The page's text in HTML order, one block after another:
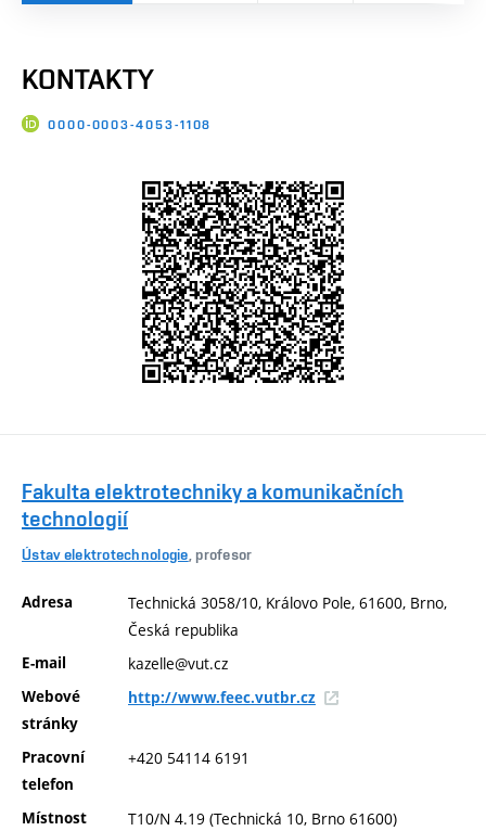
KONTAKTY
0000-0003-4053-1108
Fakulta elektrotechniky a komunikačních
technologií
Ústav elektrotechnologie , profesor
Adresa
Technická 3058/10, Královo Pole, 61600, Brno,
Česká republika
E-mail kazelle@vut.cz
Webové
stránky
http://www.feec.vutbr.cz
Pracovní
telefon
+420 54114 6191
Místnost T10/N 4.19 (Technická 10, Brno 61600)